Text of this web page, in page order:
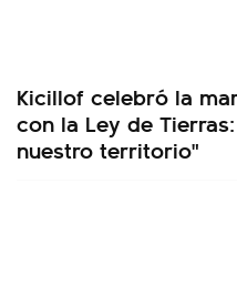
Kicillof celebró la
con la Ley de
nuestro territorio"